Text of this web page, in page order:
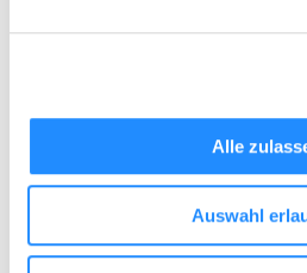
Alle
Auswahl
Het